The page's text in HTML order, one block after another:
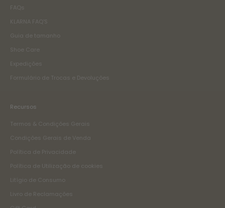
FAQs
KLARNA FAQ'S
Guia de tamanho
Shoe Care
Expedições
Formulário de Trocas e Devoluções
Recursos
Termos & Condições Gerais
Condições Gerais de Venda
Política de Privacidade
Política de Utilização de cookies
Litígio de Consumo
Livro de Reclamações